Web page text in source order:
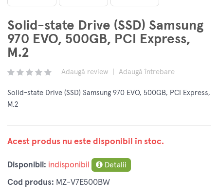
Solid-state Drive (SSD) Samsung
970 EVO, 500GB, PCI Express,
M.2
Adaugă review Adaugă întrebare
Solid-state Drive (SSD) Samsung 970 EVO, 500GB, PCI Express,
M.2
Acest produs nu este disponibil în stoc.
Disponibil: indisponibil Detalii
Cod produs: MZ-V7E500BW